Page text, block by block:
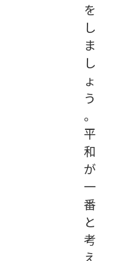
を
し
ま
し
ょ
う
。
平
和
が
一
番
と
考
え